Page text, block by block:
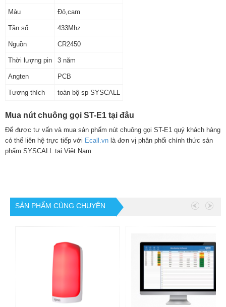
Màu Đỏ,cam
Tần số 433Mhz
Nguồn CR2450
Thời lượng pin 3 năm
Angten PCB
Tương thích toàn bộ sp SYSCALL
Mua nút chuông gọi ST-E1 tại đâu
Để được tư vấn và mua sản phẩm nút chuông gọi ST-E1 quý khách hàng
có thể liên hệ trực tiếp với Ecall.vn là đơn vị phân phối chính thức sản
phẩm SYSCALL tại Việt Nam
SẢN PHẨM CÙNG CHUYÊN